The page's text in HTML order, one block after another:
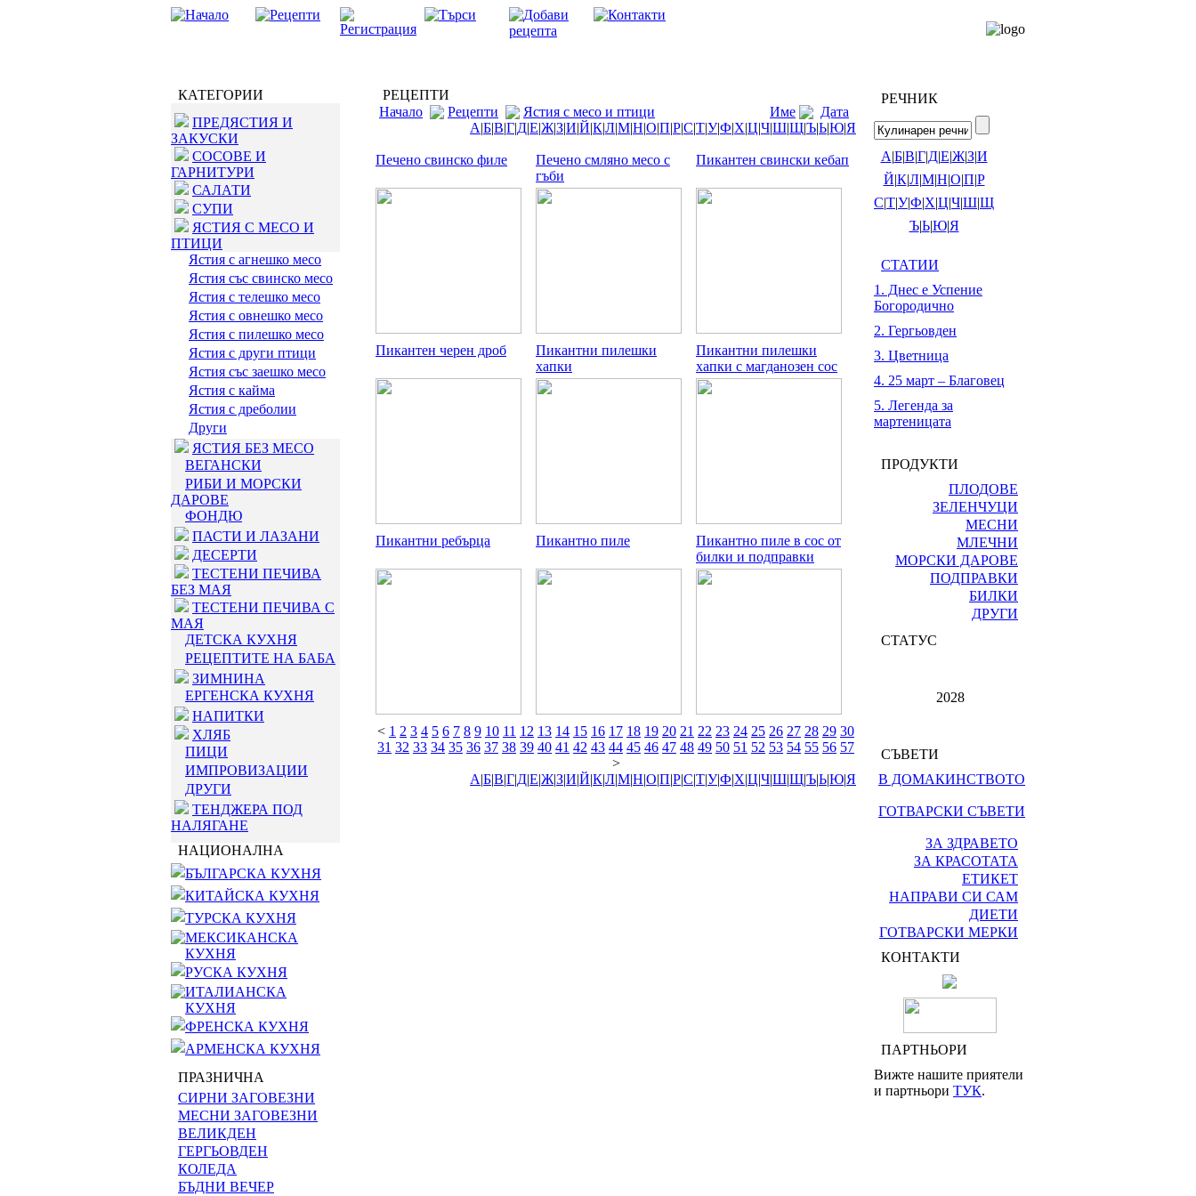
КАТЕГОРИИ
ПРЕДЯСТИЯ И
ЗАКУСКИ
СОСОВЕ И
ГАРНИТУРИ
САЛАТИ
СУПИ
ЯСТИЯ С МЕСО И
ПТИЦИ
Ястия с агнешко месо
Ястия със свинско месо
Ястия с телешко месо
Ястия с овнешко месо
Ястия с пилешко месо
Ястия с други птици
Ястия със заешко месо
Ястия с кайма
Ястия с дреболии
Други
ЯСТИЯ БЕЗ МЕСО
ВЕГАНСКИ
РИБИ И МОРСКИ
ДАРОВЕ
ФОНДЮ
ПАСТИ И ЛАЗАНИ
ДЕСЕРТИ
ТЕСТЕНИ ПЕЧИВА
БЕЗ МАЯ
ТЕСТЕНИ ПЕЧИВА С
МАЯ
ДЕТСКА КУХНЯ
РЕЦЕПТИТЕ НА БАБА
ЗИМНИНА
ЕРГЕНСКА КУХНЯ
НАПИТКИ
ХЛЯБ
ПИЦИ
ИМПРОВИЗАЦИИ
ДРУГИ
ТЕНДЖЕРА ПОД
НАЛЯГАНЕ
НАЦИОНАЛНА
БЪЛГАРСКА КУХНЯ
КИТАЙСКА КУХНЯ
ТУРСКА КУХНЯ
МЕКСИКАНСКА
КУХНЯ
РУСКА КУХНЯ
ИТАЛИАНСКА
КУХНЯ
ФРЕНСКА КУХНЯ
АРМЕНСКА КУХНЯ
ПРАЗНИЧНА
СИРНИ ЗАГОВЕЗНИ
МЕСНИ ЗАГОВЕЗНИ
ВЕЛИКДЕН
ГЕРГЬОВДЕН
КОЛЕДА
БЪДНИ ВЕЧЕР
РЕЦЕПТИ
Начало
Рецепти Ястия с месо и птици Име
Дата
А|Б|В|Г|Д|Е|Ж|З|И|Й|К|Л|М|Н|О|П|Р|С|Т|У|Ф|Х|Ц|Ч|Ш|Щ|Ъ|Ь|Ю|Я
Печено свинско филе
Печено смляно месо с
гъби
Пикантен свински кебап
Пикантен черен дроб
Пикантни пилешки
хапки
Пикантни пилешки
хапки с магданозен сос
Пикантни ребърца Пикантно пиле
Пикантно пиле в сос от
билки и подправки
< 1 2 3 4 5 6 7 8 9 10 11 12 13 14 15 16 17 18 19 20 21 22 23 24 25 26 27 28 29 30
31 32 33 34 35 36 37 38 39 40 41 42 43 44 45 46 47 48 49 50 51 52 53 54 55 56 57
>
А|Б|В|Г|Д|Е|Ж|З|И|Й|К|Л|М|Н|О|П|Р|С|Т|У|Ф|Х|Ц|Ч|Ш|Щ|Ъ|Ь|Ю|Я
РЕЧНИК
А|Б|В|Г|Д|Е|Ж|З|И
Й|К|Л|М|Н|О|П|Р
С|Т|У|Ф|Х|Ц|Ч|Ш|Щ
Ъ|Ь|Ю|Я
СТАТИИ
1. Днес е Успение
Богородично
2. Гергьовден
3. Цветница
4. 25 март – Благовец
5. Легенда за
мартеницата
ПРОДУКТИ
ПЛОДОВЕ
ЗЕЛЕНЧУЦИ
МЕСНИ
МЛЕЧНИ
МОРСКИ ДАРОВЕ
ПОДПРАВКИ
БИЛКИ
ДРУГИ
СТАТУС
2028
СЪВЕТИ
В ДОМАКИНСТВОТО
ГОТВАРСКИ СЪВЕТИ
ЗА ЗДРАВЕТО
ЗА КРАСОТАТА
ЕТИКЕТ
НАПРАВИ СИ САМ
ДИЕТИ
ГОТВАРСКИ МЕРКИ
КОНТАКТИ
ПАРТНЬОРИ
Вижте нашите приятели
и партньори ТУК.